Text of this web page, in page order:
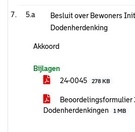
5.a
Besluit over Bewoners
Dodenherdenking
Akkoord
Bijlagen
24-0045
278 KB
Beoordelingsformulier
Dodenherdenkingen
1 MB